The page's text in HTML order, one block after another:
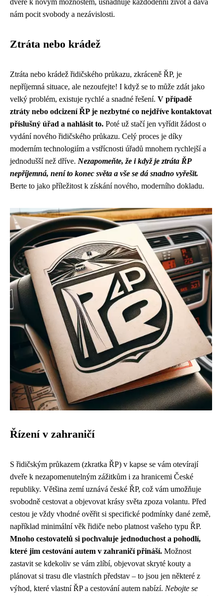
dveře k novým možnostem, usnadňuje každodenní život a dává
nám pocit svobody a nezávislosti.
Ztráta nebo krádež
Ztráta nebo krádež řidičského průkazu, zkráceně ŘP, je
nepříjemná situace, ale nezoufejte! I když se to může zdát jako
velký problém, existuje rychlé a snadné řešení. V případě
ztráty nebo odcizení ŘP je nezbytné co nejdříve kontaktovat
příslušný úřad a nahlásit to. Poté už stačí jen vyřídit žádost o
vydání nového řidičského průkazu. Celý proces je díky
moderním technologiím a vstřícnosti úřadů mnohem rychlejší a
jednodušší než dříve. Nezapomeňte, že i když je ztráta ŘP
nepříjemná, není to konec světa a vše se dá snadno vyřešit.
Berte to jako příležitost k získání nového, moderního dokladu.
Řízení v zahraničí
S řidičským průkazem (zkratka ŘP) v kapse se vám otevírají
dveře k nezapomenutelným zážitkům i za hranicemi České
republiky. Většina zemí uznává české ŘP, což vám umožňuje
svobodně cestovat a objevovat krásy světa zpoza volantu. Před
cestou je vždy vhodné ověřit si specifické podmínky dané země,
například minimální věk řidiče nebo platnost vašeho typu ŘP.
Mnoho cestovatelů si pochvaluje jednoduchost a pohodlí,
které jim cestování autem v zahraničí přináší. Možnost
zastavit se kdekoliv se vám zlíbí, objevovat skryté kouty a
plánovat si trasu dle vlastních představ – to jsou jen některé z
výhod, které vlastní ŘP a cestování autem nabízí. Nebojte se